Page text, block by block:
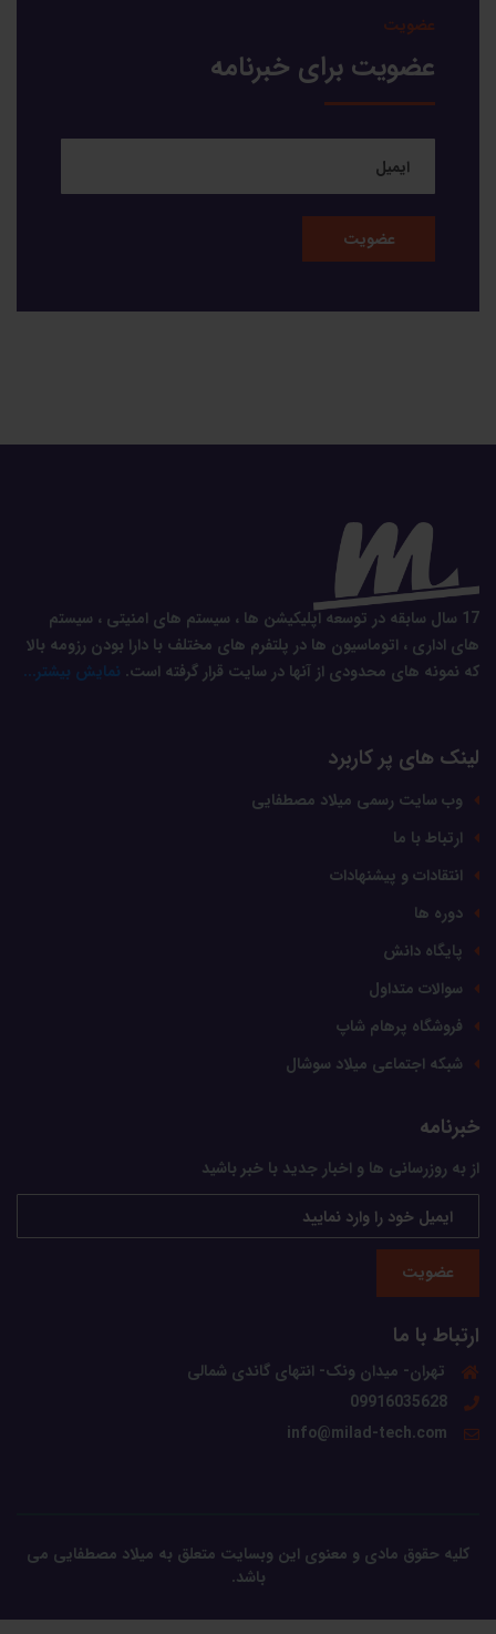
عضویت
عضویت برای خبرنامه
17 سال سابقه در توسعه اپلیکیشن ها ، سیستم های امنیتی ، سیستم
های اداری ، اتوماسیون ها در پلتفرم های مختلف با دارا بودن رزومه بالا
که نمونه های محدودی از آنها در سایت قرار گرفته است. نمایش بیشتر...
لینک های پر کاربرد
وب سایت رسمی میلاد مصطفایی
ارتباط با ما
انتقادات و پیشنهادات
دوره ها
پایگاه دانش
سوالات متداول
فروشگاه پرهام شاپ
شبکه اجتماعی میلاد سوشال
خبرنامه
از به روزرسانی ها و اخبار جدید با خبر باشید
عضویت
ارتباط با ما
تهران- میدان ونک- انتهای گاندی شمالی
09916035628
info@milad-tech.com
کلیه حقوق مادی و معنوی این وبسایت متعلق به میلاد مصطفایی می
باشد.